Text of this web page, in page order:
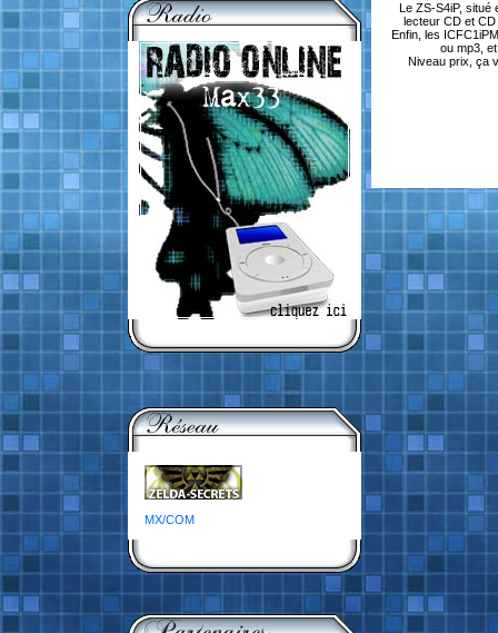
MX/COM
Le ZS-S4iP, situé
lecteur CD et
Enfin, les
ou mp3,
Niveau prix, ça